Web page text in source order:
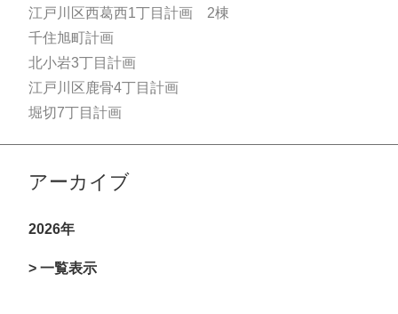
江戸川区西葛西1丁目計画 2棟
千住旭町計画
北小岩3丁目計画
江戸川区鹿骨4丁目計画
堀切7丁目計画
アーカイブ
2026年
> 一覧表示